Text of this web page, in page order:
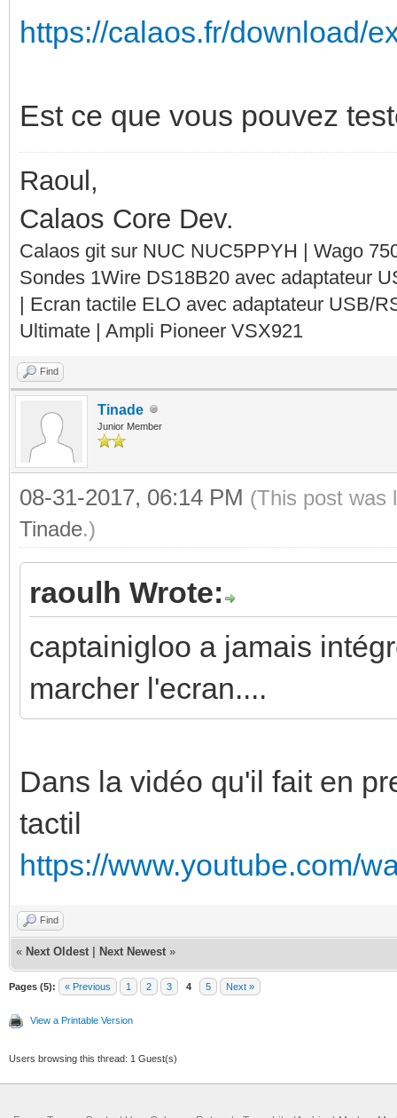
https://calaos.fr/download/
Est ce que vous pouvez
Raoul,
Calaos Core Dev.
Calaos git sur NUC NUC5PPYH | Wago
Sondes 1Wire DS18B20 avec adaptateur
| Ecran tactile ELO avec adaptateur USB/
Ultimate | Ampli Pioneer VSX921
Find
Tinade
Junior Member
08-31-2017, 06:14 PM (This post was
Tinade.)
raoulh Wrote:
captainigloo a jamais
marcher l'ecran....
Dans la vidéo qu'il fait en
tactil
https://www.youtube.com/
Find
« Next Oldest Next Newest »
Pages (5): « Previous 1 2 3 4 5 Next »
View a Printable Version
Users browsing this thread: 1 Guest(s)